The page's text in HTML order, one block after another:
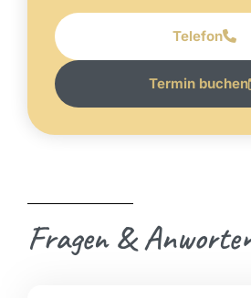
Telefon
Termin buchen
Fragen &